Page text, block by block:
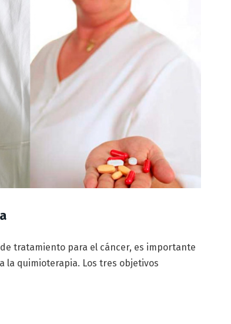
tratamiento para el cáncer, es importante
la quimioterapia. Los tres objetivos